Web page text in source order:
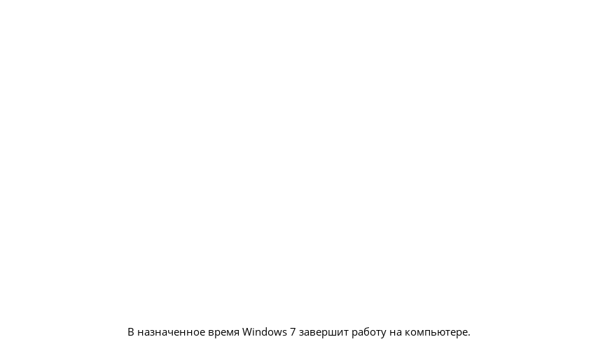
В назначенное время Windows 7 завершит работу на компьютере.